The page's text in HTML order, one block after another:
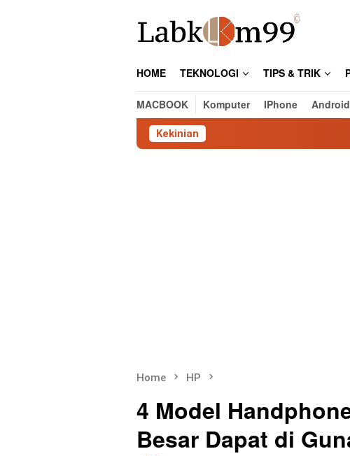
HOME TEKNOLOGI TIPS & TRIK
MACBOOK Komputer IPhone Android
Kekinian Cara
Home HP
4 Model
Besar Dapat di